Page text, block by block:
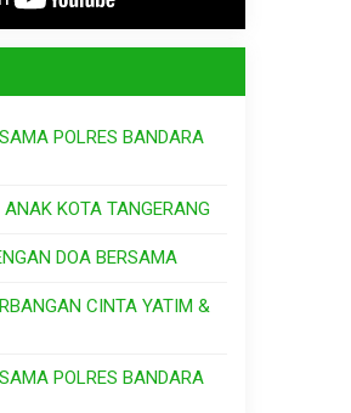
POLRES BANDARA
KOTA TANGERANG
DOA BERSAMA
CINTA YATIM &
POLRES BANDARA